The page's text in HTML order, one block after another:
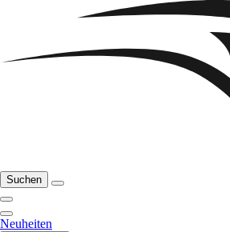
Suchen
Neuheiten